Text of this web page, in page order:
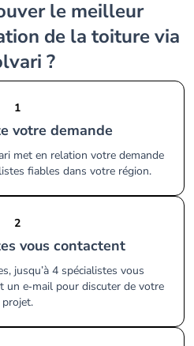
de la toiture via
?
1
votre demande
met en relation votre demande
fiables dans votre région.
2
vous contactent
jusqu’à 4 spécialistes vous
un e‑mail pour discuter de votre
projet.